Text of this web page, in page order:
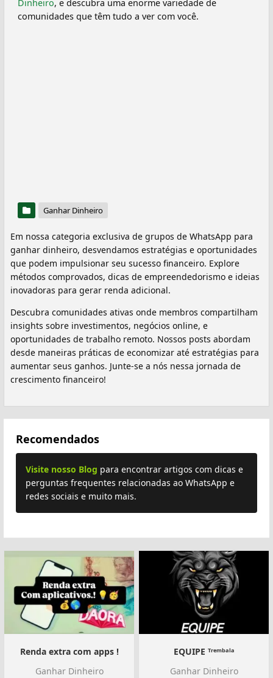
Dinheiro, e descubra uma enorme variedade de
comunidades que têm tudo a ver com você.
Ganhar Dinheiro
Em nossa categoria exclusiva de grupos de WhatsApp para
ganhar dinheiro, desvendamos estratégias e oportunidades
que podem impulsionar seu sucesso financeiro. Explore
métodos comprovados, dicas de empreendedorismo e ideias
inovadoras para gerar renda adicional.
Descubra comunidades ativas onde membros compartilham
insights sobre investimentos, negócios online, e
oportunidades de trabalho remoto. Nossos posts abordam
desde maneiras práticas de economizar até estratégias para
aumentar seus ganhos. Junte-se a nós nessa jornada de
crescimento financeiro!
Recomendados
Visite nosso Blog para encontrar artigos com dicas e
perguntas frequentes relacionadas ao WhatsApp e
redes sociais e muito mais.
Renda extra com apps !
Ganhar Dinheiro
EQUIPE ᵀʳᵉᵐᵇᵃˡᵃ
Ganhar Dinheiro